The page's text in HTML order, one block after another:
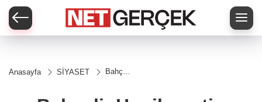
Anasayfa SİYASET
Bahçeli:
koçbaşı